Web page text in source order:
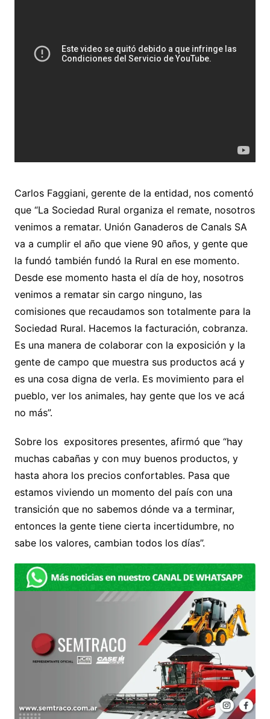
Carlos Faggiani, gerente de la entidad, nos comentó
que “La Sociedad Rural organiza el remate, nosotros
venimos a rematar. Unión Ganaderos de Canals SA
va a cumplir el año que viene 90 años, y gente que
la fundó también fundó la Rural en ese momento.
Desde ese momento hasta el día de hoy, nosotros
venimos a rematar sin cargo ninguno, las
comisiones que recaudamos son totalmente para la
Sociedad Rural. Hacemos la facturación, cobranza.
Es una manera de colaborar con la exposición y la
gente de campo que muestra sus productos acá y
es una cosa digna de verla. Es movimiento para el
pueblo, ver los animales, hay gente que los ve acá
no más”.
Sobre los expositores presentes, afirmó que “hay
muchas cabañas y con muy buenos productos, y
hasta ahora los precios confortables. Pasa que
estamos viviendo un momento del país con una
transición que no sabemos dónde va a terminar,
entonces la gente tiene cierta incertidumbre, no
sabe los valores, cambian todos los días”.